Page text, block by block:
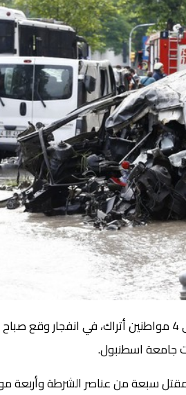
. قتل 11 شخصًا بينهم 7 من رجال الشرطة التركية إضافة إلى 4 مواطنين أتراك،
جامعة اسطنبول.
سبعة من عناصر الشرطة وأربعة